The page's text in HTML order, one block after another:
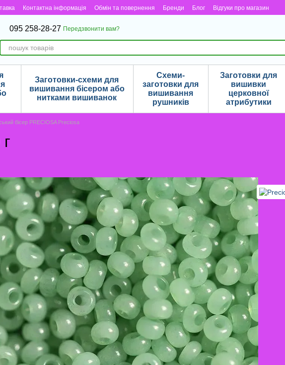
Контактна інформація Обмін та повернення Бренди Блог Відгуки про магазин
095 258-28-27 Передзвонити вам?
Заготовки-схеми для
вишивання бісером або
нитками вишиванок
Схеми-
заготовки для
вишивання
рушників
Заготовки для
вишивки
церковної
атрибутики
бісер PRECIOSA Preciosa